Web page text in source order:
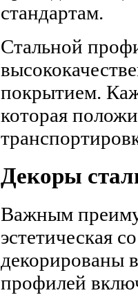
стандартам.
Стальной
покрытием.
которая
Декоры
Важным
эстетическая
декорированы
профилей